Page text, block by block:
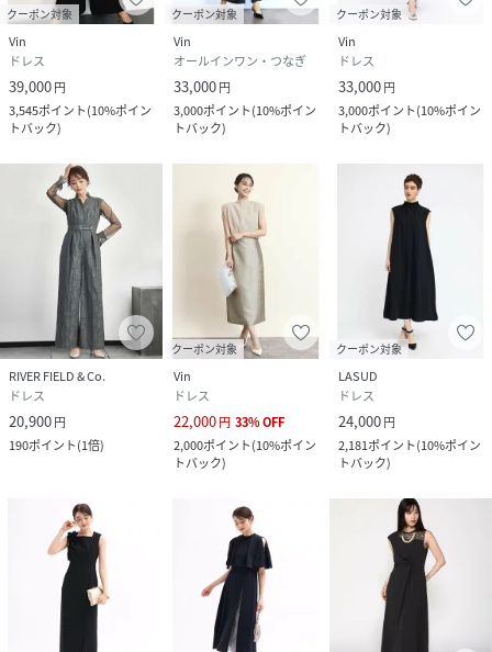
クーポン対象
Vin
ドレス
39,000円
3,545ポイント(10%ポイン
トバック)
クーポン対象
Vin
オールインワン・つなぎ
33,000円
3,000ポイント(10%ポイン
トバック)
クーポン対象
Vin
ドレス
33,000円
3,000ポイント(10%ポイン
トバック)
RIVER FIELD & Co.
ドレス
20,900円
190ポイント(1倍)
クーポン対象
Vin
ドレス
22,000円 33%OFF
2,000ポイント(10%ポイン
トバック)
クーポン対象
LASUD
ドレス
24,000円
2,181ポイント(10%ポイン
トバック)